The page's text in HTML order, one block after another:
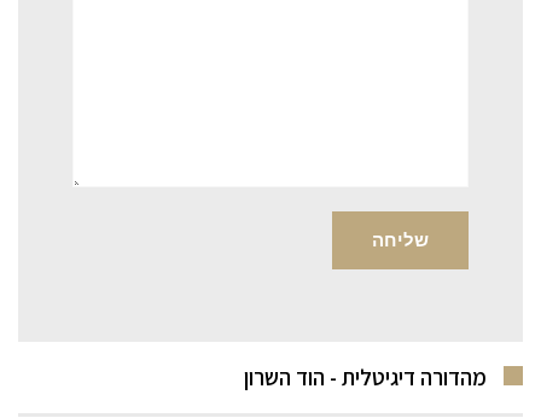
מהדורה דיגיטלית - הוד השרון